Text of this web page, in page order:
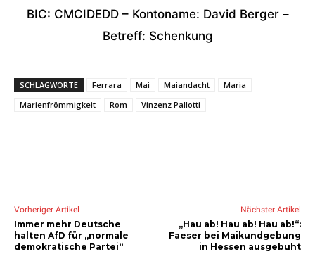
BIC: CMCIDEDD – Kontoname: David Berger –
Betreff: Schenkung
SCHLAGWORTE Ferrara Mai Maiandacht
Maria
Marienfrömmigkeit
Rom Vinzenz Pallotti
Vorheriger Artikel
Immer mehr Deutsche
halten AfD für „normale
demokratische Partei“
Nächster Artikel
„Hau ab! Hau ab! Hau ab!“:
Faeser bei Maikundgebung
in Hessen ausgebuht